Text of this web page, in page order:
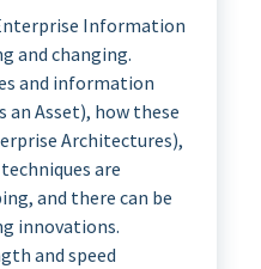
Information
and changing.
and information
Asset), how these
Architectures),
are
and there can be
innovations.
and speed